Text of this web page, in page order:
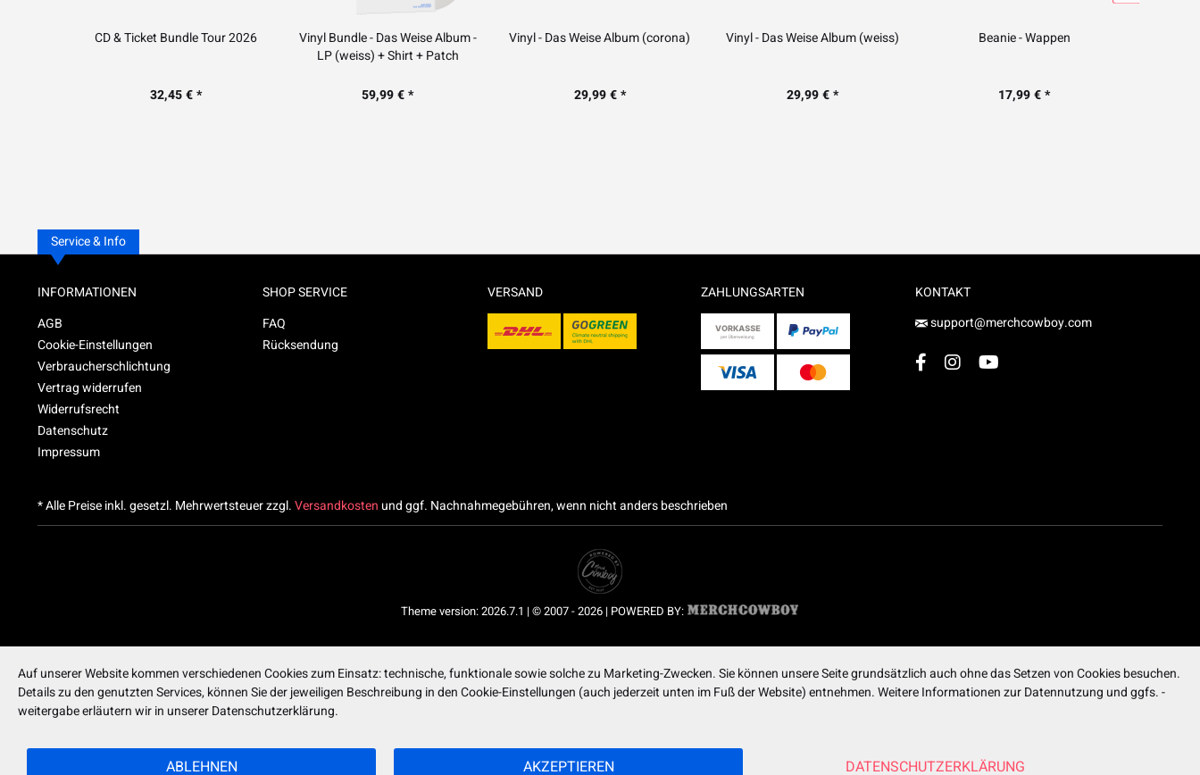
CD & Ticket Bundle Tour 2026
32,45 € *
Vinyl Bundle - Das Weise Album -
LP (weiss) + Shirt + Patch
59,99 € *
Vinyl - Das Weise Album (corona)
29,99 € *
Vinyl - Das Weise Album (weiss)
29,99 € *
Beanie - Wappen
17,99 € *
Service & Info
INFORMATIONEN
AGB
Cookie-Einstellungen
Verbraucherschlichtung
Vertrag widerrufen
Widerrufsrecht
Datenschutz
Impressum
SHOP SERVICE
FAQ
Rücksendung
VERSAND ZAHLUNGSARTEN
KONTAKT
support@merchcowboy.com
* Alle Preise inkl. gesetzl. Mehrwertsteuer zzgl.Versandkosten und ggf. Nachnahmegebühren, wenn nicht anders beschrieben
Theme version: 2026.7.1 | © 2007 - 2026 | POWERED BY:
Auf unserer Website kommen verschiedenen Cookies zum Einsatz: technische, funktionale sowie solche zu Marketing-Zwecken. Sie können unsere Seite grundsätzlich auch ohne das Setzen von Cookies besuchen.
Details zu den genutzten Services, können Sie der jeweiligen Beschreibung in den Cookie-Einstellungen (auch jederzeit unten im Fuß der Website) entnehmen. Weitere Informationen zur Datennutzung und ggfs. -
weitergabe erläutern wir in unserer Datenschutzerklärung.
ABLEHNEN AKZEPTIEREN DATENSCHUTZERKLÄRUNG